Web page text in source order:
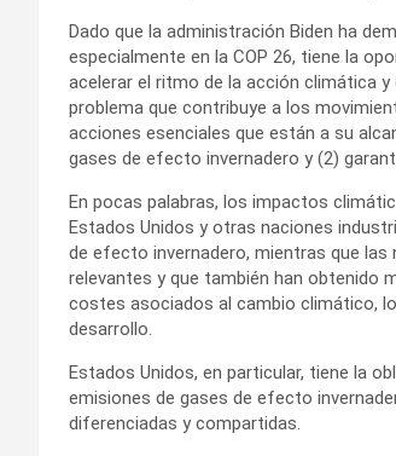
Dado que la administración Biden ha
especialmente en la COP 26, tiene la
acelerar el ritmo de la acción climática
problema que contribuye a los
acciones esenciales que están a su
gases de efecto invernadero y (2)
En pocas palabras, los impactos
Estados Unidos y otras naciones
de efecto invernadero, mientras que
relevantes y que también han obtenido
costes asociados al cambio climático,
desarrollo.
Estados Unidos, en particular, tiene la
emisiones de gases de efecto
diferenciadas y compartidas.